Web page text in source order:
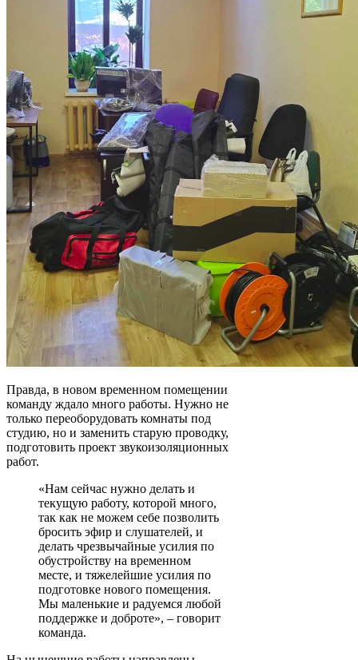
Правда, в новом временном помещении
команду ждало много работы. Нужно не
только переоборудовать комнаты под
студию, но и заменить старую проводку,
подготовить проект звукоизоляционных
работ.
«Нам сейчас нужно делать и
текущую работу, которой много,
так как не можем себе позволить
бросить эфир и слушателей, и
делать чрезвычайные усилия по
обустройству на временном
месте, и тяжелейшие усилия по
подготовке нового помещения.
Мы маленькие и радуемся любой
поддержке и доброте», – говорит
команда.